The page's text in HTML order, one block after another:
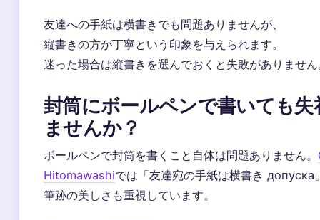
友達への手紙は横書きでも問題ありませんが、
縦書きの方が丁寧という印象を与えられます。
迷った場合は縦書きを選んでおくと失敗がありませ
封筒にボールペンで書いても
ませんか？
ボールペンで封筒を書くこと自体は問題ありません。
Hitomawashiでは「友達宛の手紙は横書き допуска
筆跡の美しさも重視しています。